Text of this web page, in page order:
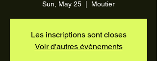
Sun, May 25 Moutier
Les inscriptions sont closes
Voir d'autres événements